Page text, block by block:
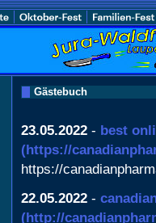
Gästebuch
23.05.2022 - best
(https://
https://
22.05.2022 -
(http://